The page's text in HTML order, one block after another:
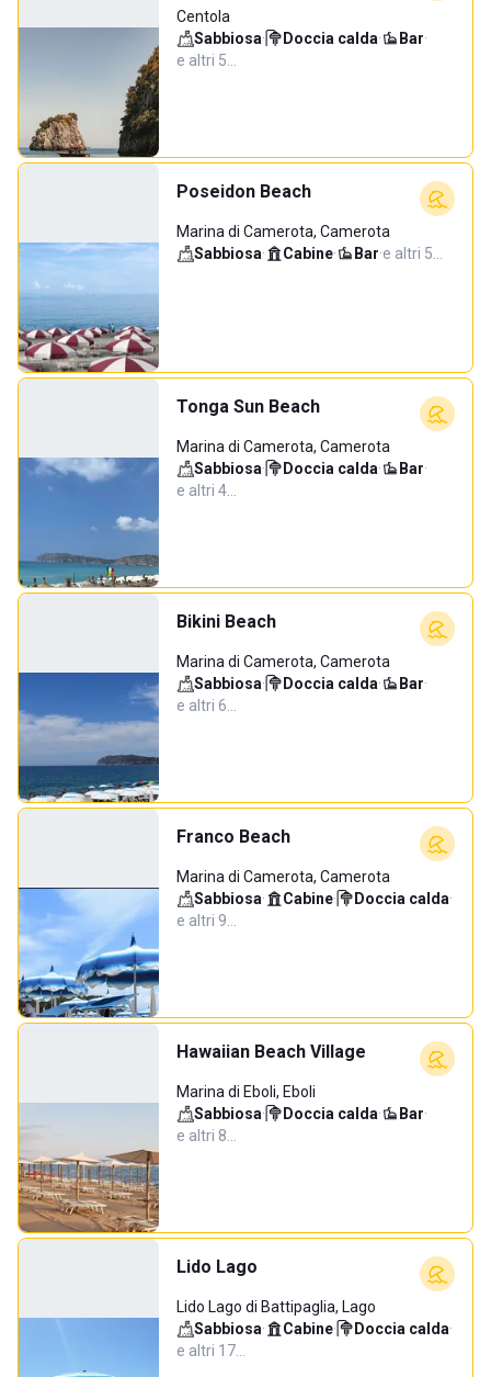
Centola
Sabbiosa· Doccia calda· Bar·
e altri 5…
Poseidon Beach
Marina di Camerota, Camerota
Sabbiosa· Cabine· Bar·e altri 5…
Tonga Sun Beach
Marina di Camerota, Camerota
Sabbiosa· Doccia calda· Bar·
e altri 4…
Bikini Beach
Marina di Camerota, Camerota
Sabbiosa· Doccia calda· Bar·
e altri 6…
Franco Beach
Marina di Camerota, Camerota
Sabbiosa· Cabine· Doccia calda·
e altri 9…
Hawaiian Beach Village
Marina di Eboli, Eboli
Sabbiosa· Doccia calda· Bar·
e altri 8…
Lido Lago
Lido Lago di Battipaglia, Lago
Sabbiosa· Cabine· Doccia calda·
e altri 17…